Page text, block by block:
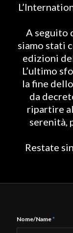
A seguito
siamo stati
edizioni
L’ultimo
la fine
da
ripartire
serenità,
Restate
Nome/Name*